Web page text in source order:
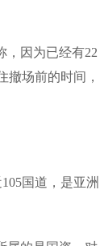
，因为已经有22
场前的时间，
国道，是亚洲